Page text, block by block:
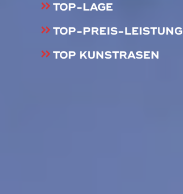
TOP-LAGE
TOP-PREIS-LEISTUNG
TOP KUNSTRASEN